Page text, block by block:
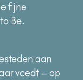
fijne
Be.
aan
voedt – op